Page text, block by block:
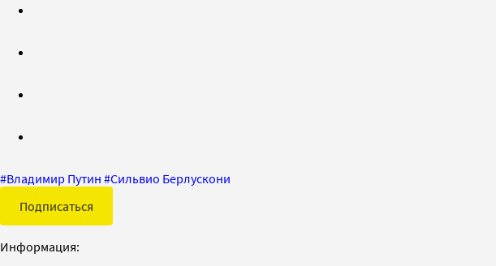
#Владимир Путин #Сильвио Берлускони
Подписаться
Информация: